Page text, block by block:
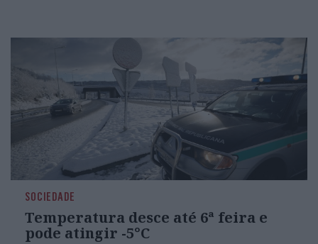
SOCIEDADE
Temperatura desce até 6ª feira e
pode atingir -5°C